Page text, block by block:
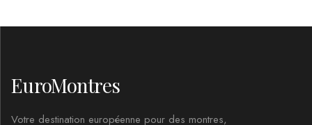
EuroMontres
Votre destination européenne pour des montres,